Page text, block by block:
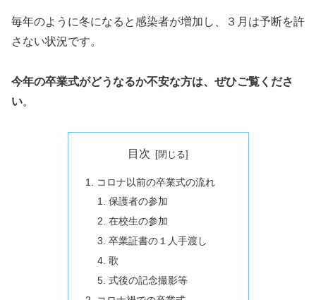
毎年のように冬になると感染者が増加し、３月は予断を許
さない状況です。
今年の卒業式がどうなるか不安な方は、ぜひご覧くださ
い。
目次
コロナ以前の卒業式の流れ
保護者の参加
在校生の参加
卒業証書の１人手渡し
歌
式後の記念撮影等